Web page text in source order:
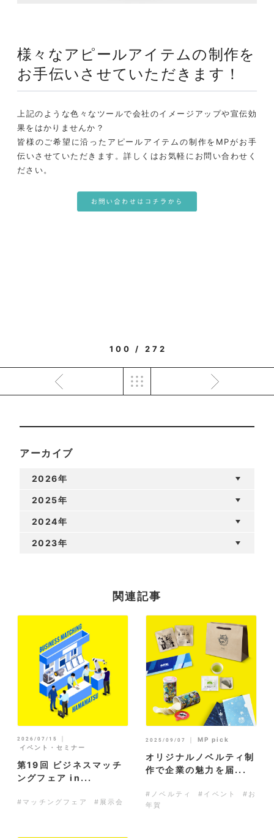
様々なアピールアイテムの制作を
お手伝いさせていただきます！
上記のような色々なツールで会社のイメージアップや宣伝効
果をはかりませんか？
皆様のご希望に沿ったアピールアイテムの制作をMPがお手
伝いさせていただきます。詳しくはお気軽にお問い合わせく
ださい。
100 / 272
アーカイブ
2026年
2025年
2024年
2023年
関連記事
2026/07/15
｜
イベント・セミナー
第19回 ビジネスマッチ
ングフェア in...
#マッチングフェア #展示会
2025/09/07 ｜ MP pick
オリジナルノベルティ制
作で企業の魅力を届...
#ノベルティ #イベント
#お
年賀